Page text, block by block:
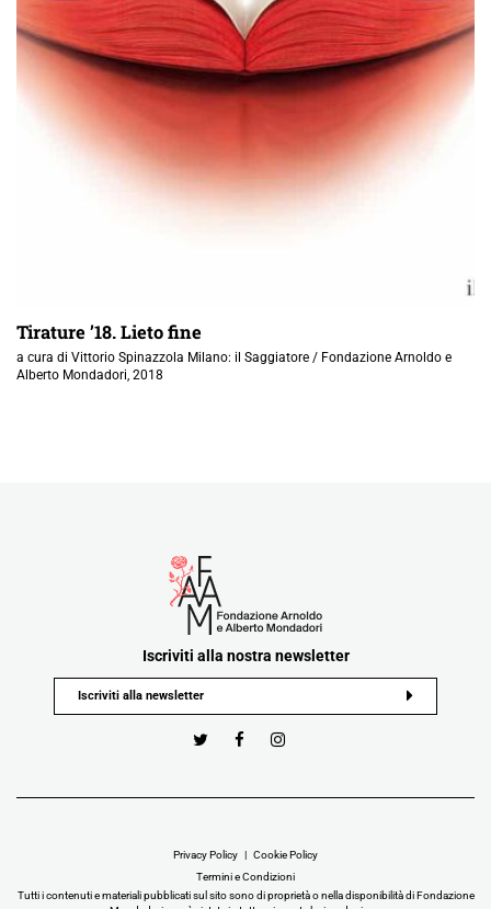
Tirature ’18. Lieto fine
a cura di Vittorio Spinazzola Milano: il Saggiatore / Fondazione Arnoldo e
Alberto Mondadori, 2018
Iscriviti alla nostra newsletter
Privacy Policy
Cookie Policy
Termini e Condizioni
Tutti i contenuti e materiali pubblicati sul sito sono di proprietà o nella disponibilità di Fondazione